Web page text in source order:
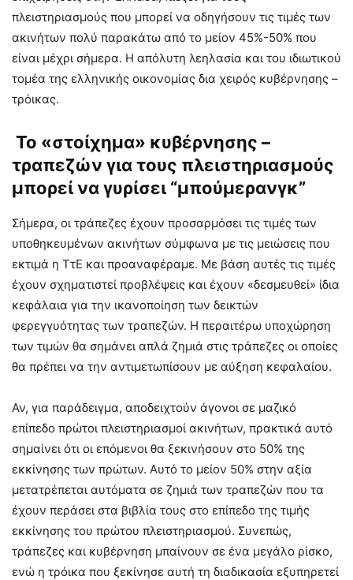
πλειστηριασμούς που μπορεί να οδηγήσουν τις τιμές των
ακινήτων πολύ παρακάτω από το μείον 45%-50% που
είναι μέχρι σήμερα. Η απόλυτη λεηλασία και του ιδιωτικού
τομέα της ελληνικής οικονομίας δια χειρός κυβέρνησης –
τρόικας.
Το «στοίχημα» κυβέρνησης –
τραπεζών για τους πλειστηριασμούς
μπορεί να γυρίσει “μπούμερανγκ”
Σήμερα, οι τράπεζες έχουν προσαρμόσει τις τιμές των
υποθηκευμένων ακινήτων σύμφωνα με τις μειώσεις που
εκτιμά η ΤτΕ και προαναφέραμε. Με βάση αυτές τις τιμές
έχουν σχηματιστεί προβλέψεις και έχουν «δεσμευθεί» ίδια
κεφάλαια για την ικανοποίηση των δεικτών
φερεγγυότητας των τραπεζών. Η περαιτέρω υποχώρηση
των τιμών θα σημάνει απλά ζημιά στις τράπεζες οι οποίες
θα πρέπει να την αντιμετωπίσουν με αύξηση κεφαλαίου.
Αν, για παράδειγμα, αποδειχτούν άγονοι σε μαζικό
επίπεδο πρώτοι πλειστηριασμοί ακινήτων, πρακτικά αυτό
σημαίνει ότι οι επόμενοι θα ξεκινήσουν στο 50% της
εκκίνησης των πρώτων. Αυτό το μείον 50% στην αξία
μετατρέπεται αυτόματα σε ζημιά των τραπεζών που τα
έχουν περάσει στα βιβλία τους στο επίπεδο της τιμής
εκκίνησης του πρώτου πλειστηριασμού. Συνεπώς,
τράπεζες και κυβέρνηση μπαίνουν σε ένα μεγάλο ρίσκο,
ενώ η τρόικα που ξεκίνησε αυτή τη διαδικασία εξυπηρετεί